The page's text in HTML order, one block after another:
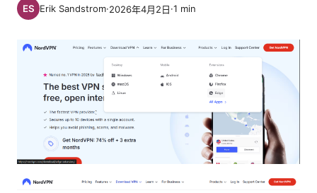
Erik Sandstrom·2026年4月2日·1 min